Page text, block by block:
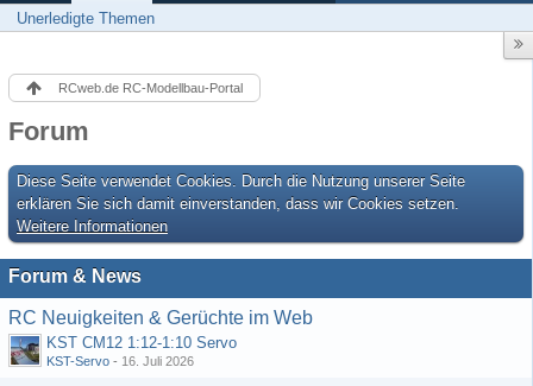
Unerledigte Themen
RCweb.de RC-Modellbau-Portal
Forum
Diese Seite verwendet Cookies. Durch die Nutzung unserer Seite
erklären Sie sich damit einverstanden, dass wir Cookies setzen.
Weitere Informationen
Forum & News
RC Neuigkeiten & Gerüchte im Web
KST CM12 1:12-1:10 Servo
KST-Servo - 16. Juli 2026